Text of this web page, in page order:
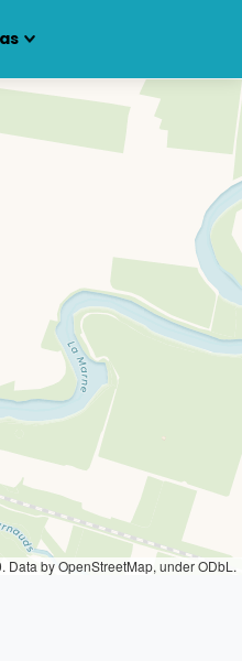
Data by OpenStreetMap, under ODbL.